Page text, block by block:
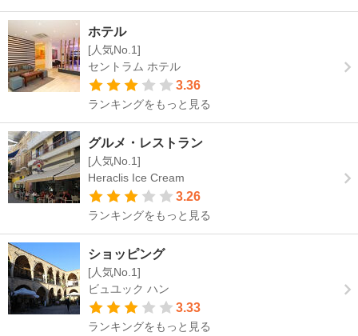
ホテル
[人気No.1]
セントラム ホテル
3.36
ランキングをもっと見る
グルメ・レストラン
[人気No.1]
Heraclis Ice Cream
3.26
ランキングをもっと見る
ショッピング
[人気No.1]
ビュユック ハン
3.33
ランキングをもっと見る